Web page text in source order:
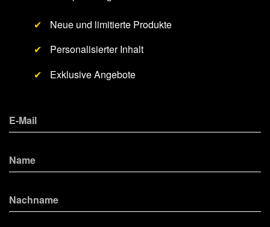
✔
Neue und limitierte Produkte
✔
Personalisierter Inhalt
✔
Exklusive Angebote